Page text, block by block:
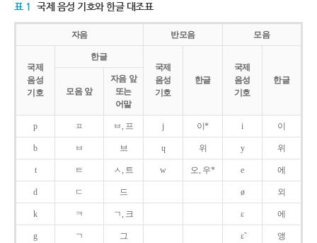
표 1 국제 음성 기호와 한글 대조표
자음 반모음 모음
국제
음성
기호
한글
국제
음성
기호
한글
국제
음성
기호
한글
모음 앞
자음 앞
또는
어말
p ㅍ ㅂ, 프 j 이* i 이
b ㅂ 브 ɥ 위 y 위
t ㅌ ㅅ, 트 w 오, 우* e 에
d ㄷ 드 ø 외
k ㅋ ㄱ, 크 ɛ 에
g ㄱ 그 ɛ̃ 앵